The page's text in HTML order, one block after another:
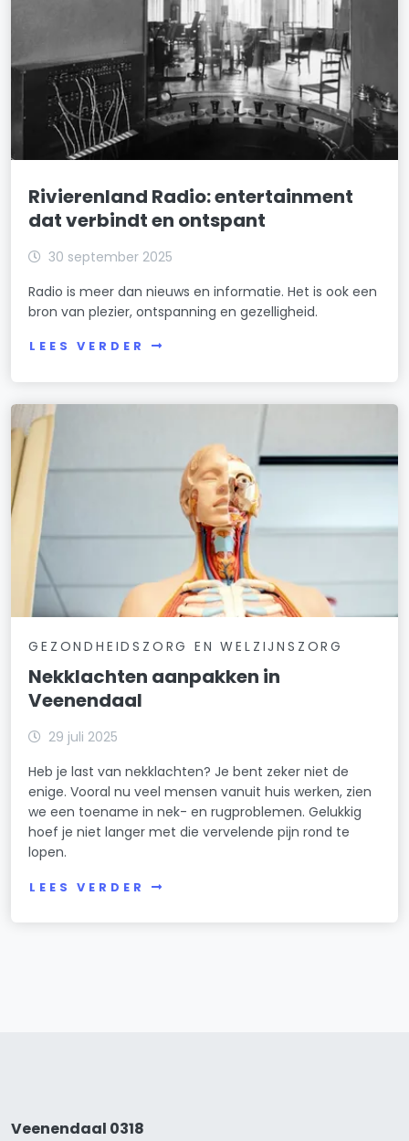
Rivierenland Radio: entertainment
dat verbindt en ontspant
30 september 2025
Radio is meer dan nieuws en informatie. Het is ook een
bron van plezier, ontspanning en gezelligheid.
LEES VERDER
GEZONDHEIDSZORG EN WELZIJNSZORG
Nekklachten aanpakken in
Veenendaal
29 juli 2025
Heb je last van nekklachten? Je bent zeker niet de
enige. Vooral nu veel mensen vanuit huis werken, zien
we een toename in nek- en rugproblemen. Gelukkig
hoef je niet langer met die vervelende pijn rond te
lopen.
LEES VERDER
Veenendaal 0318